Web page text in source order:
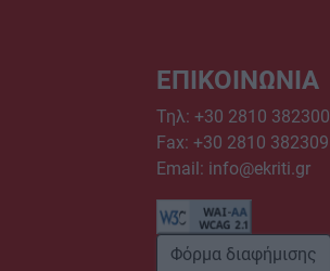
ΕΠΙΚΟΙΝΩΝΙΑ
Τηλ: +30 2810 382300
Fax: +30 2810 382309
Email: info@ekriti.gr
Φόρμα διαφήμισης